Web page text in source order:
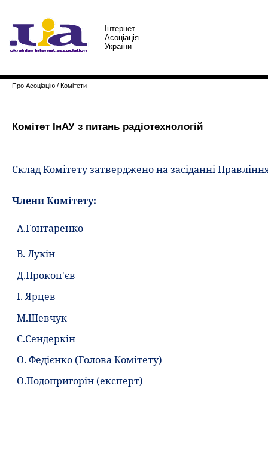
Iнтернет
Асоцiацiя
України
Про Асоціацію / Комітети
Комітет ІнАУ з питань радіотехнологій
Склад Комітету затверджено на засіданні
Члени Комітету:
А.Гонтаренко
В. Лукін
Д.Прокоп'єв
І. Ярцев
М.Шевчук
С.Сендеркін
О. Федієнко (Голова Комітету)
О.Подопригорін (експерт)